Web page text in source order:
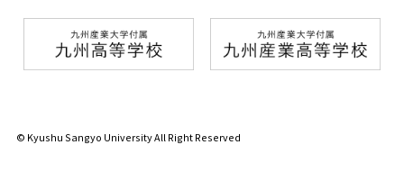
© Kyushu Sangyo University All Right Reserved